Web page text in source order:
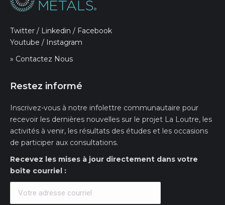
Twitter / Linkedin / Facebook
Youtube / Instagram
» Contactez Nous
Restez informé
Inscrivez-vous à notre infolettre communautaire pour
recevoir les dernières nouvelles sur le projet La Loutre, les
activités à venir, les résultats des études et les occasions
de participer aux consultations.
Recevez les mises à jour directement dans votre
boîte courriel :